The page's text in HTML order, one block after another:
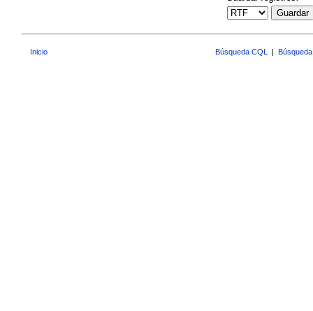
Guardar
Inicio Búsqueda CQL